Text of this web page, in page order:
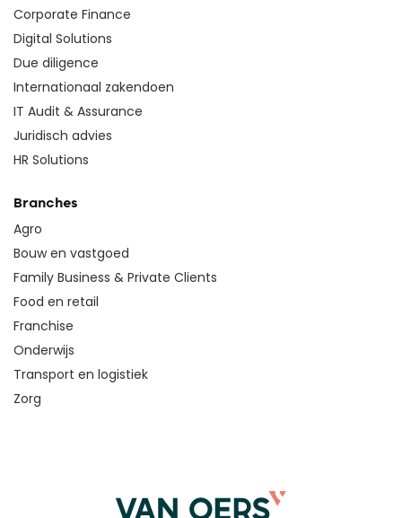
Corporate Finance
Digital Solutions
Due diligence
Internationaal zakendoen
IT Audit & Assurance
Juridisch advies
HR Solutions
Branches
Agro
Bouw en vastgoed
Family Business & Private Clients
Food en retail
Franchise
Onderwijs
Transport en logistiek
Zorg